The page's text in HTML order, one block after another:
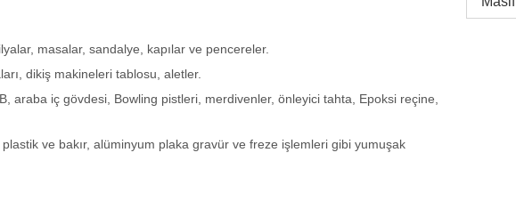
masalar, sandalye, kapılar ve pencereler.
dikiş makineleri tablosu, aletler.
araba iç gövdesi, Bowling pistleri, merdivenler, önleyici tahta, Epoksi reçine,
ve bakır, alüminyum plaka gravür ve freze işlemleri gibi yumuşak